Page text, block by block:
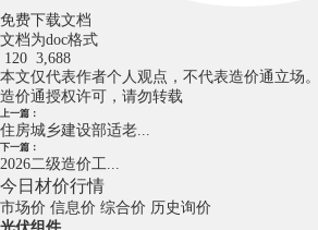
免费下载文档
文档为doc格式
120 3,688
本文仅代表作者个人观点，不代表造价通立场。
造价通授权许可，请勿转载
上一篇：
住房城乡建设部适老...
下一篇：
2026二级造价工...
今日材价行情
市场价 信息价 综合价 历史询价